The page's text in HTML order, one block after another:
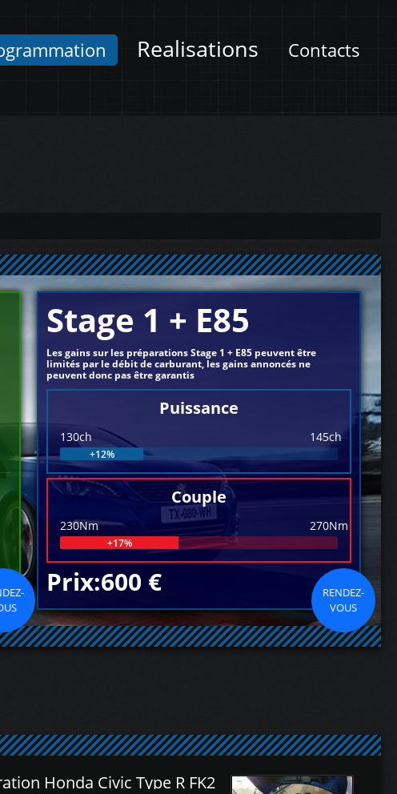
Realisations Contacts
Stage 1 + E85
Les gains sur les préparations Stage 1 + E85 peuvent être
limités par le débit de carburant, les gains annoncés ne
peuvent donc pas être garantis
Puissance
130ch 145ch
+12%
Couple
230Nm 270Nm
+17%
Prix:600 €
RENDEZ-
VOUS
Honda Civic Type R FK2